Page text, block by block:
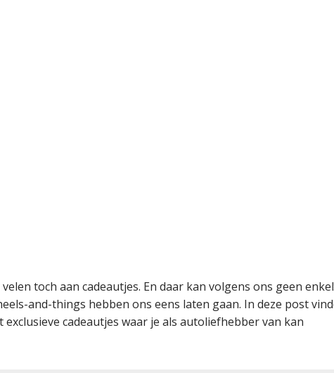
toch aan cadeautjes. En daar kan volgens ons geen
and-things hebben ons eens laten gaan. In deze post
cadeautjes waar je als autoliefhebber van kan